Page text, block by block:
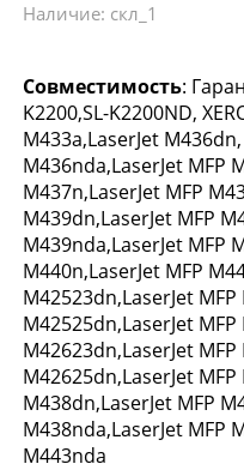
Наличие: скл_1
Совместимость:
K2200,SL-K2200ND,
M433a,LaserJet
M436nda,LaserJet MFP
M437n,LaserJet MFP
M439dn,LaserJet MFP
M439nda,LaserJet MFP
M440n,LaserJet MFP
M42523dn,LaserJet
M42525dn,LaserJet
M42623dn,LaserJet
M42625dn,LaserJet
M438dn,LaserJet MFP
M438nda,LaserJet MFP
M443nda